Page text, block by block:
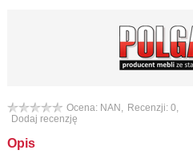
Ocena: NAN, Recenzji: 0,
Dodaj recenzję
Opis